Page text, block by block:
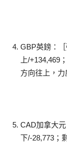
GBP英鎊：
上/+134,469
方向往上，
CAD加拿大
下/-28,773；